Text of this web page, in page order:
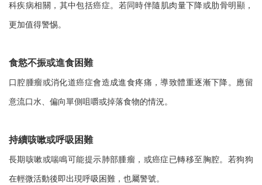
科疾病相關，其中包括癌症。若同時伴隨肌肉量下降或肋骨明顯，
更加值得警惕。
食慾不振或進食困難
口腔腫瘤或消化道癌症會造成進食疼痛，導致體重逐漸下降。應留
意流口水、偏向單側咀嚼或掉落食物的情況。
持續咳嗽或呼吸困難
長期咳嗽或喘鳴可能提示肺部腫瘤，或癌症已轉移至胸腔。若狗狗
在輕微活動後即出現呼吸困難，也屬警號。